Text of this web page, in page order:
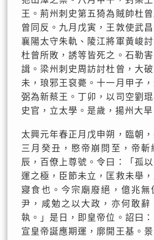
王。荊州刺史第五猗為賊帥杜
曾同反。九月戊寅，王敦使武昌
襄陽太守朱軌、陵江將軍黃峻
杜曾所敗，誘等皆死之。石勒
諿。梁州刺史周訪討杜曾，大
未，琅邪王裒薨。十一月甲子
弼為新蔡王。丁卯，以司空劉
史官，立太學。是歲，揚州大旱
太興元年春正月戊申朔，臨朝，
三月癸丑，愍帝崩問至，帝斬
辰，百僚上尊號。令曰：「孤
運之極，臣節未立，匡救未舉
寢食也。今宗廟廢絕，億兆無
尹，咸勉之以大政，亦何敢辭
執。」是日，即皇帝位。詔曰
宣皇帝誕應期運，廓開王基。